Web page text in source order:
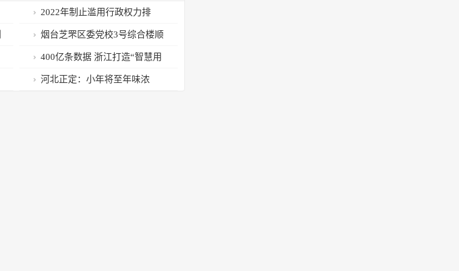
2022年制止滥用行政权力排
除、限制竞争执法专项行动案件
（第五批）
烟台芝罘区委党校3号综合楼顺
利封顶
400亿条数据 浙江打造“智慧用
能”高地
河北正定：小年将至年味浓